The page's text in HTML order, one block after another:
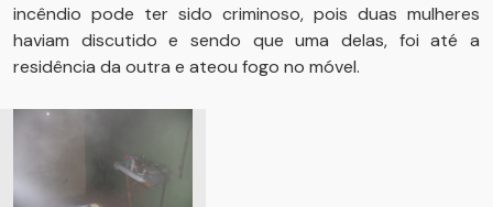
incêndio pode ter sido criminoso, pois duas mulheres
haviam discutido e sendo que uma delas, foi até a
residência da outra e ateou fogo no móvel.